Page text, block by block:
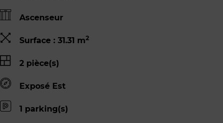
Ascenseur
Surface : 31.31 m2
2 pièce(s)
Exposé Est
1 parking(s)